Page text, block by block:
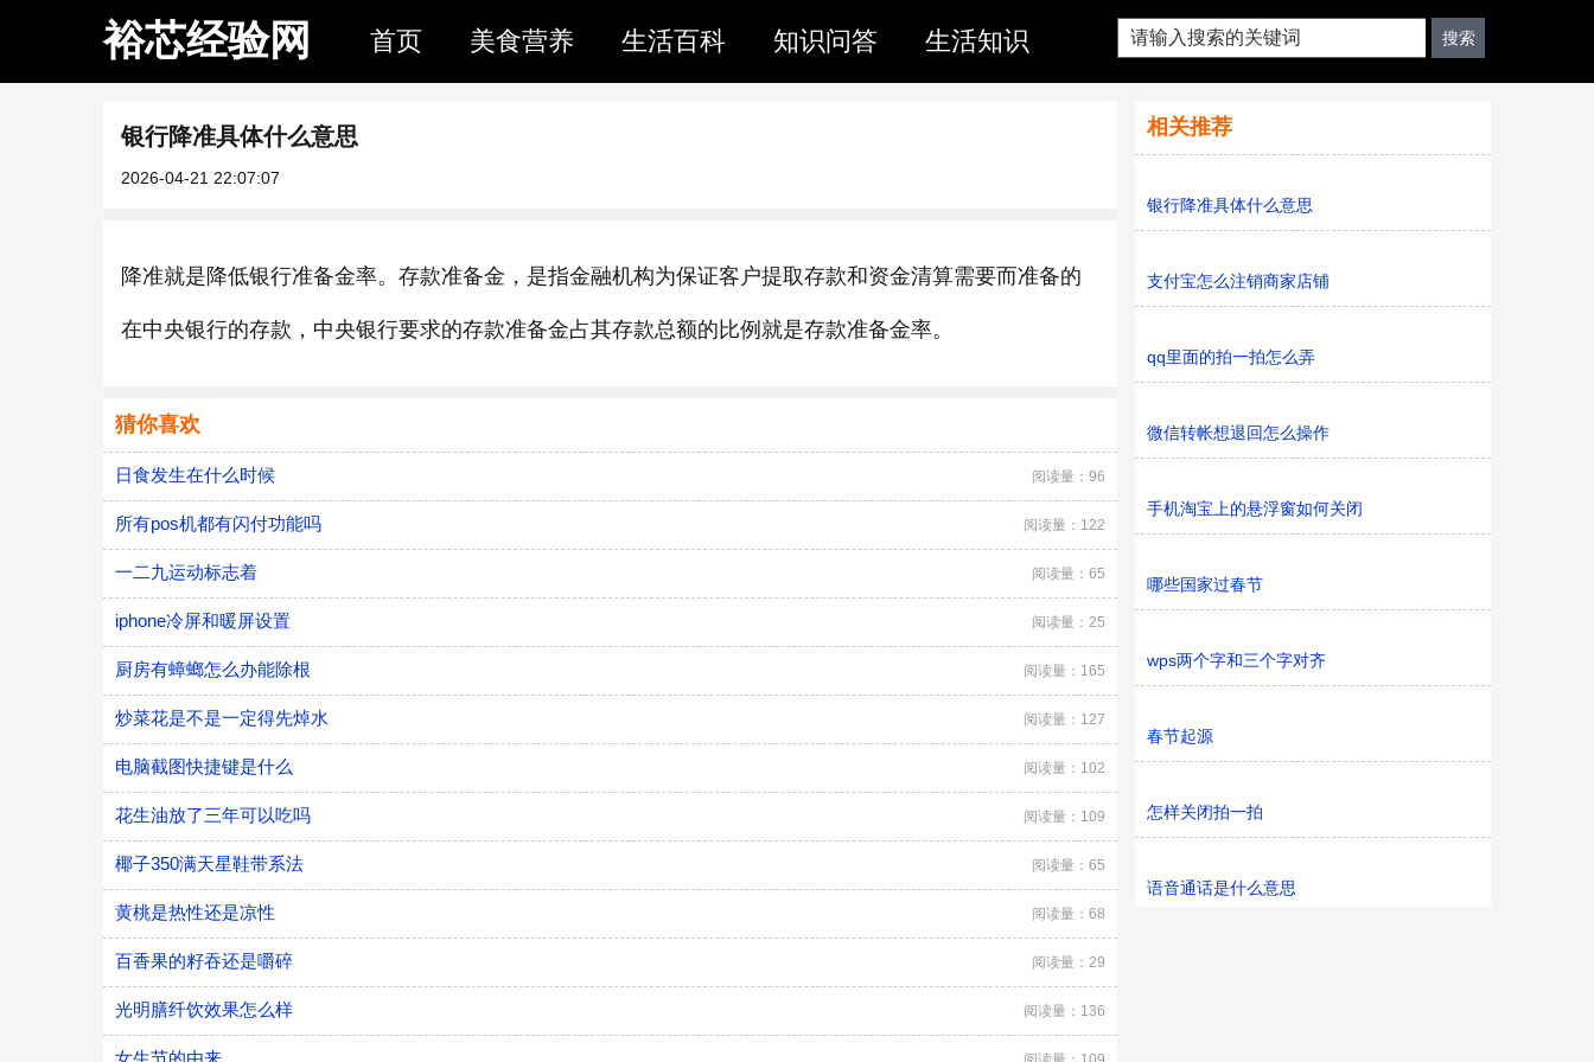
裕芯经验网 首页 美食营养 生活百科 知识问答 生活知识
银行降准具体什么意思
2026-04-21 22:07:07
降准就是降低银行准备金率。存款准备金，是指金融机构为保证客户提取存款和资金清算需要而准备的
在中央银行的存款，中央银行要求的存款准备金占其存款总额的比例就是存款准备金率。
猜你喜欢
日食发生在什么时候 阅读量：96
所有pos机都有闪付功能吗 阅读量：122
一二九运动标志着 阅读量：65
iphone冷屏和暖屏设置 阅读量：25
厨房有蟑螂怎么办能除根 阅读量：165
炒菜花是不是一定得先焯水 阅读量：127
电脑截图快捷键是什么 阅读量：102
花生油放了三年可以吃吗 阅读量：109
椰子350满天星鞋带系法 阅读量：65
黄桃是热性还是凉性 阅读量：68
百香果的籽吞还是嚼碎 阅读量：29
光明膳纤饮效果怎么样 阅读量：136
女生节的由来
相关推荐
银行降准具体什么意思
支付宝怎么注销商家店铺
qq里面的拍一拍怎么弄
微信转帐想退回怎么操作
手机淘宝上的悬浮窗如何关闭
哪些国家过春节
wps两个字和三个字对齐
春节起源
怎样关闭拍一拍
语音通话是什么意思